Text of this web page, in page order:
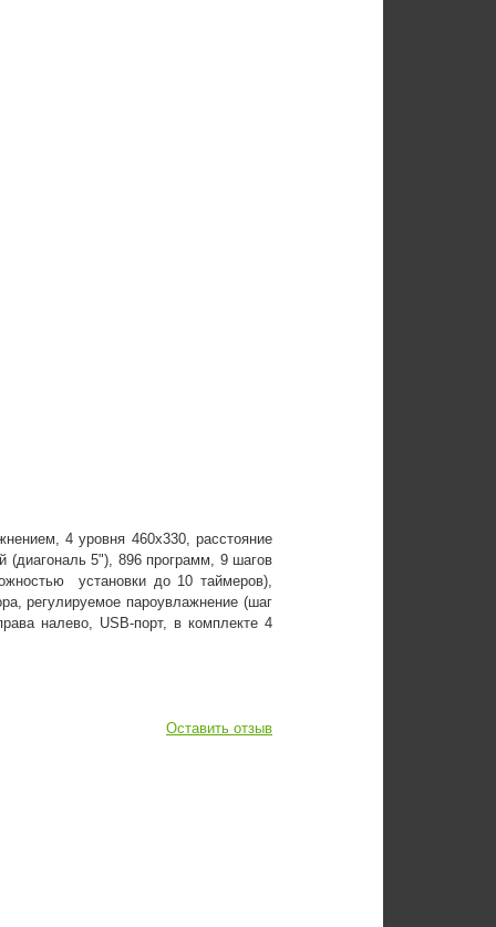
4 уровня 460x330, расстояние
5"), 896 программ, 9 шагов
установки до 10 таймеров),
регулируемое пароувлажнение (шаг
налево, USB-порт, в комплекте 4
Оставить отзыв